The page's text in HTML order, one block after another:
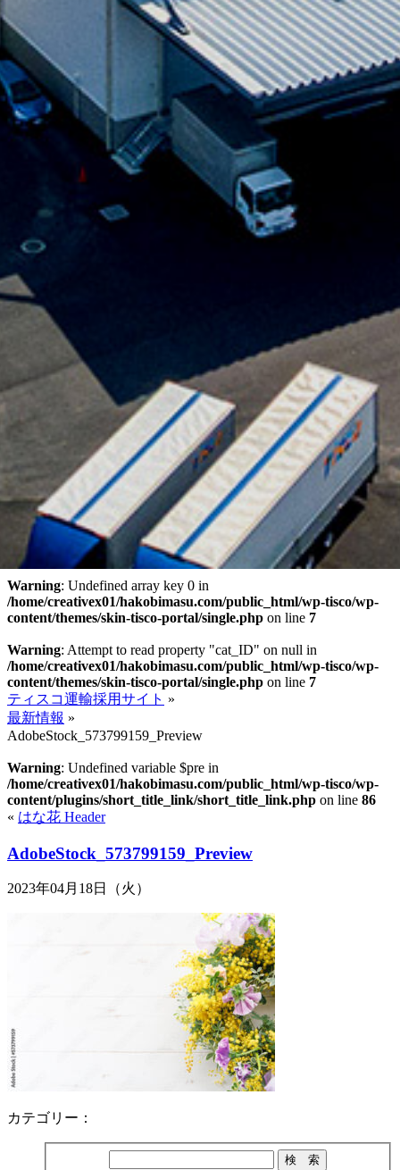
Warning: Undefined array key 0 in
/home/creativex01/hakobimasu.com/public_html/wp-tisco/wp-
content/themes/skin-tisco-portal/single.php on line 7
Warning: Attempt to read property "cat_ID" on null in
/home/creativex01/hakobimasu.com/public_html/wp-tisco/wp-
content/themes/skin-tisco-portal/single.php on line 7
ティスコ運輸採用サイト »
最新情報 »
AdobeStock_573799159_Preview
Warning: Undefined variable $pre in
/home/creativex01/hakobimasu.com/public_html/wp-tisco/wp-
content/plugins/short_title_link/short_title_link.php on line 86
« はな花 Header
AdobeStock_573799159_Preview
2023年04月18日（火）
カテゴリー：